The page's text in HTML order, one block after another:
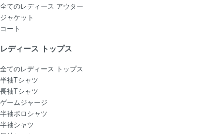
全てのレディース アウター
ジャケット
コート
レディース トップス
全てのレディース トップス
半袖Tシャツ
長袖Tシャツ
ゲームジャージ
半袖ポロシャツ
半袖シャツ